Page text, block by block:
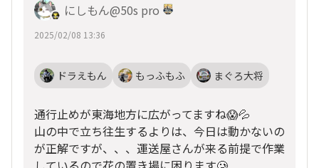
にしもん@50s pro
2025/02/08 13:36
ドラえもん もっふもふ まぐろ大将
通行止めが東海地方に広がってますね😱💦
山の中で立ち往生するよりは、今日は動かないの
が正解ですが、、、運送屋さんが来る前提で作業